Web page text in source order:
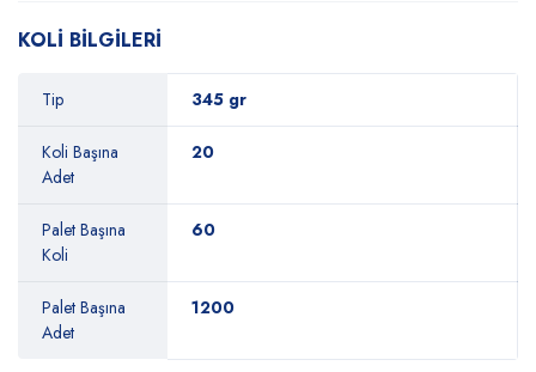
KOLİ BİLGİLERİ
Tip 345 gr
Koli Başına
Adet
20
Palet Başına
Koli
60
Palet Başına
Adet
1200